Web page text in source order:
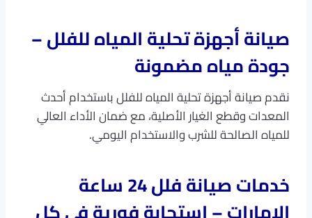
صيانة أجهزة تحلية المياه للفلل –
جودة مياه مضمونة
نقدم صيانة أجهزة تحلية المياه للفلل باستخدام أحدث
المعدات وقطع الغيار الأصلية، مع ضمان الأداء العالي
للمياه الصالحة للشرب والاستخدام اليومي.
خدمات صيانة فلل 24 ساعة